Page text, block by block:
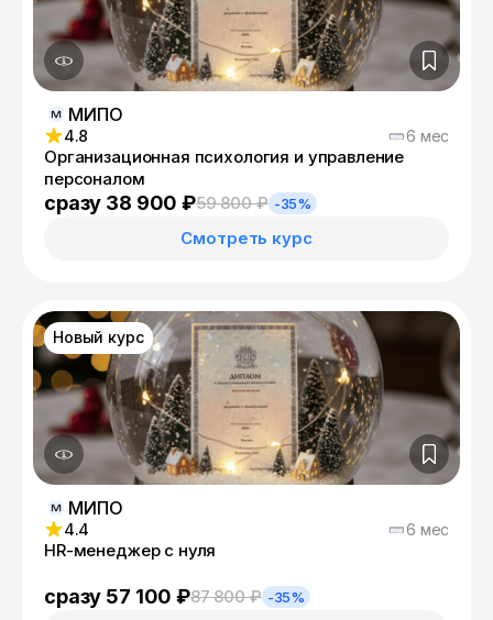
МИПО
4.8 6 мес
Организационная психология и управление
персоналом
сразу 38 900 ₽59 800 ₽ -35%
Смотреть курс
Новый курс
МИПО
4.4 6 мес
HR-менеджер с нуля
сразу 57 100 ₽87 800 ₽ -35%